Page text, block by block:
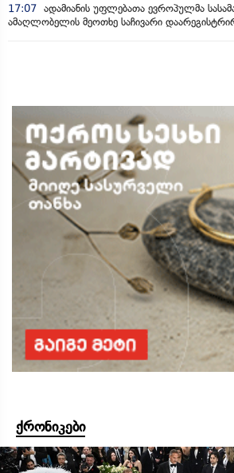
17:07 ადამიანის უფლებათა ევროპულმა
ამაღლობელის მეოთხე საჩივარი
ქრონიკები